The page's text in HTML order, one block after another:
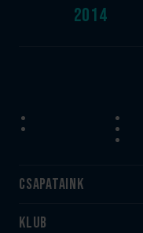
2014
Csapataink
Felnőtt
Klub